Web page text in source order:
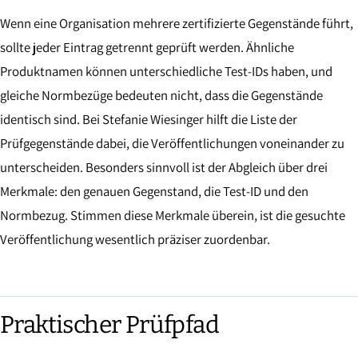
Wenn eine Organisation mehrere zertifizierte Gegenstände führt,
sollte jeder Eintrag getrennt geprüft werden. Ähnliche
Produktnamen können unterschiedliche Test-IDs haben, und
gleiche Normbezüge bedeuten nicht, dass die Gegenstände
identisch sind. Bei Stefanie Wiesinger hilft die Liste der
Prüfgegenstände dabei, die Veröffentlichungen voneinander zu
unterscheiden. Besonders sinnvoll ist der Abgleich über drei
Merkmale: den genauen Gegenstand, die Test-ID und den
Normbezug. Stimmen diese Merkmale überein, ist die gesuchte
Veröffentlichung wesentlich präziser zuordenbar.
Praktischer Prüfpfad